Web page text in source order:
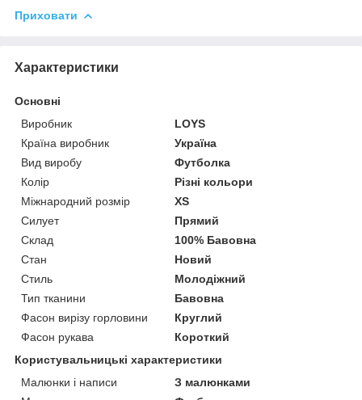
Приховати
Характеристики
Основні
Виробник
LOYS
Країна виробник
Україна
Вид виробу
Футболка
Колір
Різні кольори
Міжнародний розмір
XS
Силует
Прямий
Склад
100% Бавовна
Стан
Новий
Стиль
Молодіжний
Тип тканини
Бавовна
Фасон вирізу горловини
Круглий
Фасон рукава
Короткий
Користувальницькі характеристики
Малюнки і написи
З малюнками